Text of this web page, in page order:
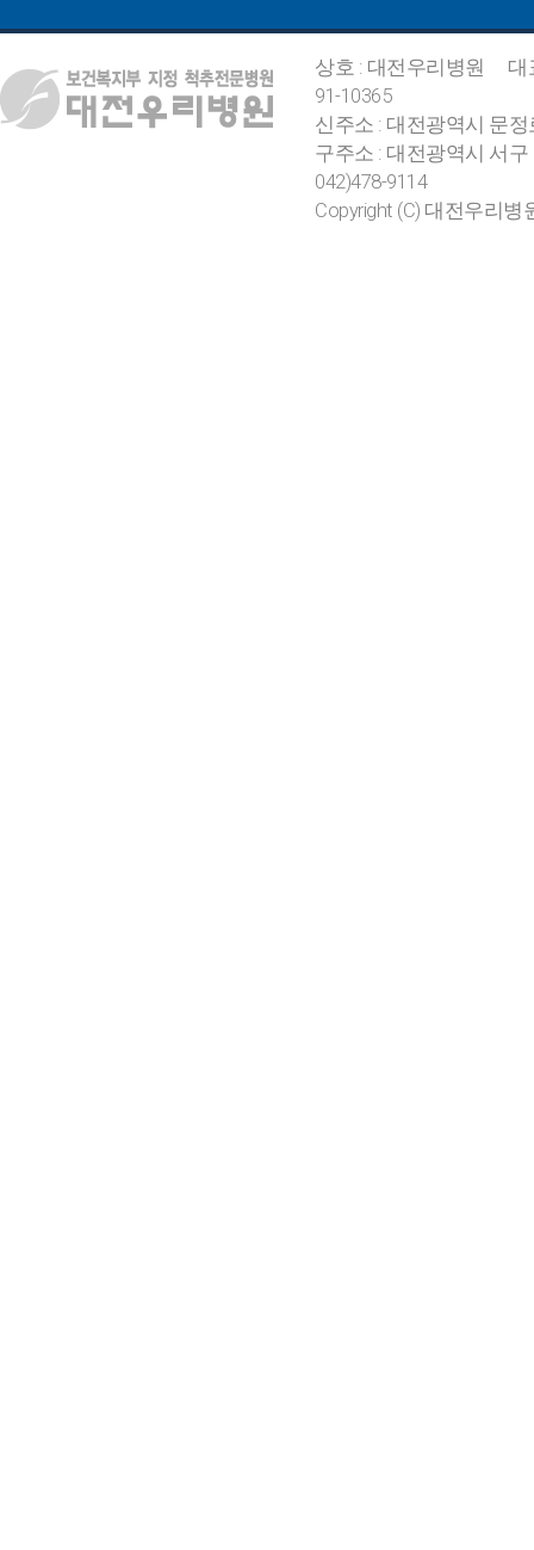
상호 : 대전우리병원
대
91-10365
신주소 : 대전광역시 문
구주소 : 대전광역시 서
042)478-9114
Copyright (C) 대전우리병